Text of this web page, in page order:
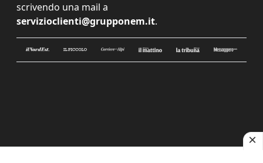
scrivendo una mail a
servizioclienti@grupponem.it.